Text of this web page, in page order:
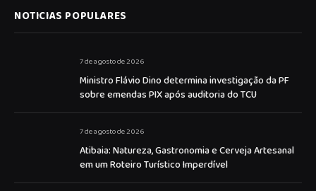
NOTICIAS POPULARES
7 de agosto de 2026
Ministro Flávio Dino determina investigação da PF
sobre emendas PIX após auditoria do TCU
7 de agosto de 2026
Atibaia: Natureza, Gastronomia e Cerveja Artesanal
em um Roteiro Turístico Imperdível